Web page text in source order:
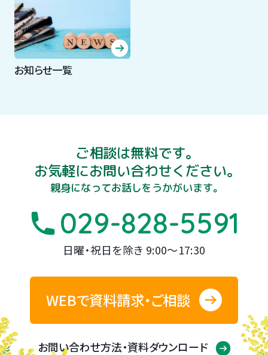
お知らせ一覧
ご相談は無料です。
お気軽にお問い合わせください。
親身になってお話しをうかがいます。
029-828-5591
日曜・祝日を除き 9:00～17:30
WEBで資料請求・ご相談
お問い合わせ方法・資料ダウンロード